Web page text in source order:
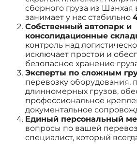
сборного груза из Шанхая
занимает у нас стабильно
Собственный автопарк и
консолидационные
контроль над
исключает простои и
безопасное хранение
Эксперты по сложным
перевозку оборудования,
длинномерных грузов,
профессиональное
документальное
Единый персональный
вопросы по вашей
специалист, который